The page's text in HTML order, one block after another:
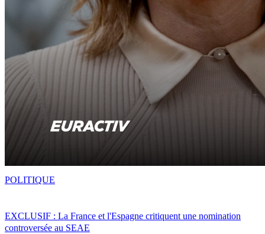
EXCLUSIF : La France et l'Espagne critiquent une nomination
controversée au SEAE
POLITIQUE